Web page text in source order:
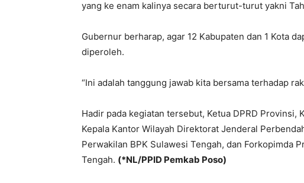
yang ke enam kalinya secara berturut-turut yakni
Gubernur berharap, agar 12 Kabupaten dan 1 Kota
diperoleh.
“Ini adalah tanggung jawab kita bersama terhadap
Hadir pada kegiatan tersebut, Ketua DPRD Provinsi,
Kepala Kantor Wilayah Direktorat Jenderal
Perwakilan BPK Sulawesi Tengah, dan Forkopimda
Tengah. (*NL/PPID Pemkab Poso)